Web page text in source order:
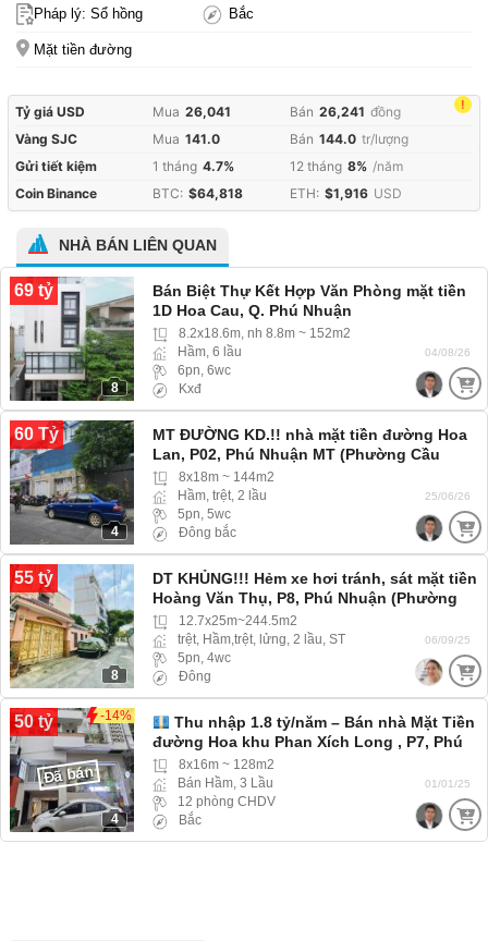
Pháp lý: Sổ hồng Bắc
Mặt tiền đường
!
Tỷ giá USD Mua 26,041 Bán 26,241 đồng
Vàng SJC
Mua 141.0 Bán 144.0 tr/lượng
Gửi tiết kiệm
1 tháng 4.7% 12 tháng 8% /năm
Coin Binance
BTC: $64,818 ETH: $1,916 USD
NHÀ BÁN LIÊN QUAN
69 tỷ
8
Bán Biệt Thự Kết Hợp Văn Phòng mặt tiền
1D Hoa Cau, Q. Phú Nhuận
8.2x18.6m, nh 8.8m ~ 152m2
Hầm, 6 lầu
6pn, 6wc
Kxđ
04/08/26
60 Tỷ
4
MT ĐƯỜNG KD.!! nhà mặt tiền đường Hoa
Lan, P02, Phú Nhuận MT (Phường Cầu
Kiệu) MT đường lớn
8x18m ~ 144m2
Hầm, trệt, 2 lầu
5pn, 5wc
Đông bắc
25/06/26
55 tỷ
8
DT KHỦNG!!! Hẻm xe hơi tránh, sát mặt tiền
Hoàng Văn Thụ, P8, Phú Nhuận (Phường
Phú Nhuận)
12.7x25m~244.5m2
trệt, Hầm,trệt, lửng, 2 lầu, ST
5pn, 4wc
Đông
06/09/25
50 tỷ -14%
4
Đã bán
Thu nhập 1.8 tỷ/năm – Bán nhà Mặt Tiền
đường Hoa khu Phan Xích Long , P7, Phú
Nhuận MT CHDV
8x16m ~ 128m2
Bán Hầm, 3 Lầu
12 phòng CHDV
Bắc
01/01/25